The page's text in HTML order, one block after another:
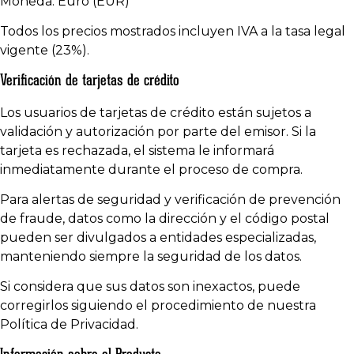
Todos los precios mostrados incluyen IVA a la tasa legal
vigente (23%).
Verificación de tarjetas de crédito
Los usuarios de tarjetas de crédito están sujetos a
validación y autorización por parte del emisor. Si la
tarjeta es rechazada, el sistema le informará
inmediatamente durante el proceso de compra.
Para alertas de seguridad y verificación de prevención
de fraude, datos como la dirección y el código postal
pueden ser divulgados a entidades especializadas,
manteniendo siempre la seguridad de los datos.
Si considera que sus datos son inexactos, puede
corregirlos siguiendo el procedimiento de nuestra
Política de Privacidad.